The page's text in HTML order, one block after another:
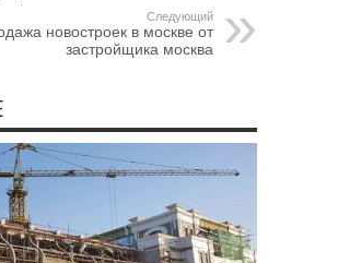
Следующий
новостроек в москве от
застройщика москва